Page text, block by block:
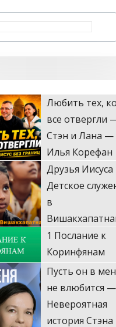
Любить тех,
все отвергли
Стэн и Лана —
Илья Корефан
Друзья
Детское
в
1 Послание к
Коринфянам
Пусть он в
не влюбится —
Невероятная
история Стэна